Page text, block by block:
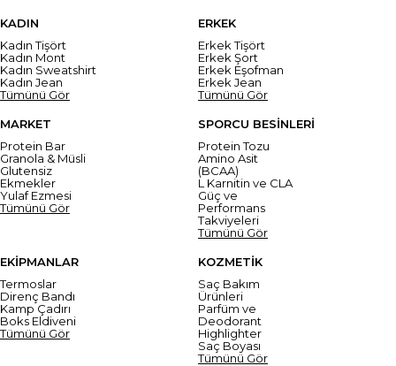
KADIN
Kadın Tişört
Kadın Mont
Kadın Sweatshirt
Kadın Jean
Tümünü Gör
ERKEK
Erkek Tişört
Erkek Şort
Erkek Eşofman
Erkek Jean
Tümünü Gör
MARKET
Protein Bar
Granola & Müsli
Glutensiz
Ekmekler
Yulaf Ezmesi
Tümünü Gör
SPORCU BESİNLERİ
Protein Tozu
Amino Asit
(BCAA)
L Karnitin ve CLA
Güç ve
Performans
Takviyeleri
Tümünü Gör
EKİPMANLAR
Termoslar
Direnç Bandı
Kamp Çadırı
Boks Eldiveni
Tümünü Gör
KOZMETİK
Saç Bakım
Ürünleri
Parfüm ve
Deodorant
Highlighter
Saç Boyası
Tümünü Gör